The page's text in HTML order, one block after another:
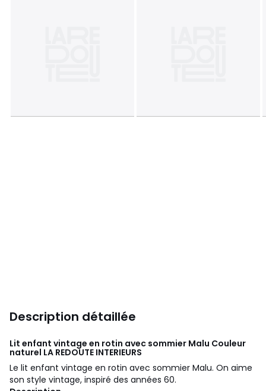
Description détaillée
Lit enfant vintage en rotin avec sommier Malu Couleur
naturel LA REDOUTE INTERIEURS
Le lit enfant vintage en rotin avec sommier Malu. On aime
son style vintage, inspiré des années 60.